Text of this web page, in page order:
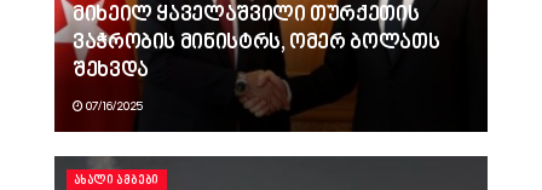
მიხეილ ყაველაშვილი თურქეთის
ვაჭრობის მინისტრს, ომერ ბოლათს
შეხვდა
07/16/2025
ᲐᲮᲐᲚᲘ ᲐᲛᲑᲔᲑᲘ